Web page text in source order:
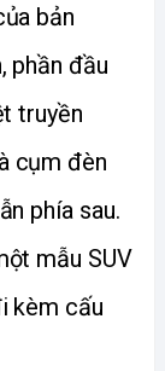
bản
phần đầu
truyền
cụm đèn
phía sau.
mẫu SUV
kèm cấu